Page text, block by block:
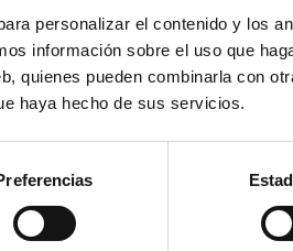
personalizar el contenido y los
información sobre el uso que
quienes pueden combinarla con
haya hecho de sus servicios.